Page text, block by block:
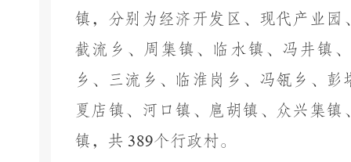
镇，分别为经济开发区、现代产业
截流乡、周集镇、临水镇、冯井镇
乡、三流乡、临淮岗乡、冯瓴乡、
夏店镇、河口镇、扈胡镇、众兴集
镇，共 389个行政村。